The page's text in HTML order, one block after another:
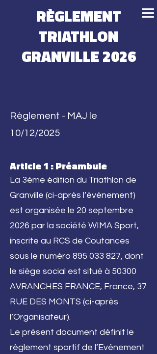
RÈGLEMENT
TRIATHLON
GRANVILLE 2026
Règlement - MAJ le
10/12/2025
Article 1 : Préambule
La 3ème édition du Triathlon de
Granville (ci-après l’événement)
est organisée le 20 septembre
2026 par la société WIMA Sport,
inscrite au RCS de Coutances
sous le numéro 895 033 827, dont
le siège social est situé à 50300
AVRANCHES FRANCE, France, 37
RUE DES MONTS (ci-après
l’Organisateur).
Le présent document définit le
règlement sportif de l’Evénement